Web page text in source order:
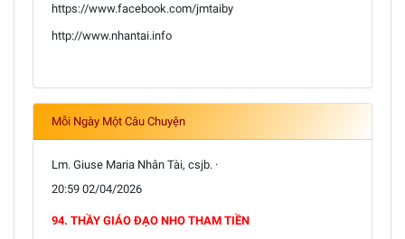
https://www.facebook.com/jmtaiby
http://www.nhantai.info
Mỗi Ngày Một Câu Chuyện
Lm. Giuse Maria Nhân Tài, csjb. ·
20:59 02/04/2026
94. THẦY GIÁO ĐẠO NHO THAM TIỀN